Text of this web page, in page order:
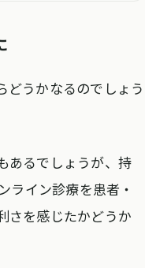
どうかなるのでしょう
あるでしょうが、持
ライン診療を患者・
さを感じたかどうか